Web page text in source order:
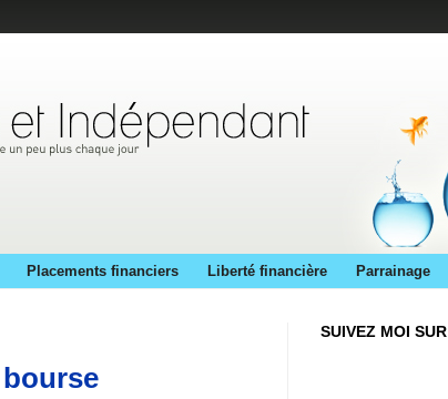
Placements financiers Liberté financière Parrainage
SUIVEZ MOI SUR